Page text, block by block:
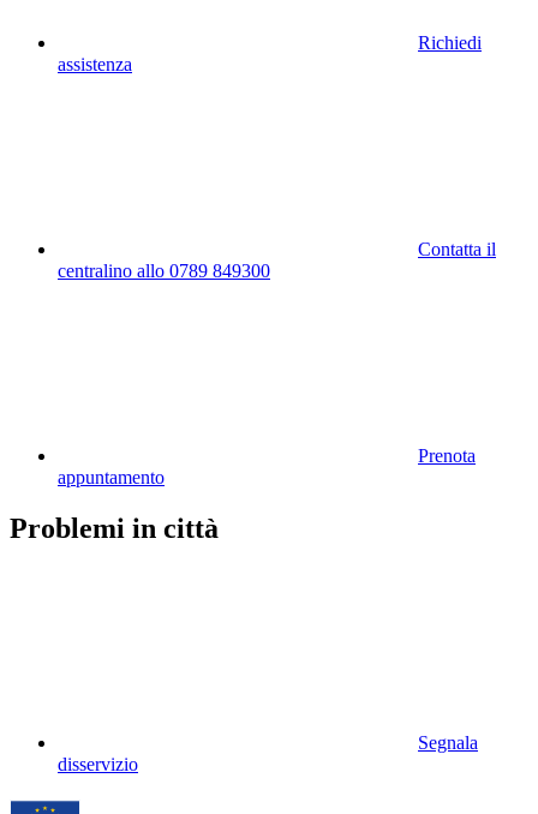
Richiedi
assistenza
Contatta il
centralino allo 0789 849300
Prenota
appuntamento
Problemi in città
Segnala
disservizio